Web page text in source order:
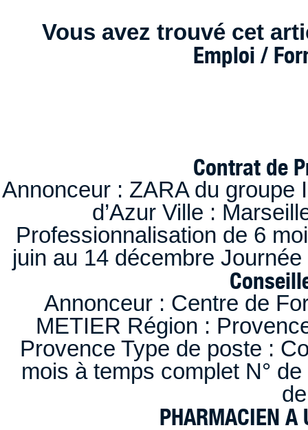
Vous avez trouvé cet
Emploi /
Contrat de
Annonceur : ZARA du
d’Azur Ville :
Professionnalisation de 6
juin au 14 décembre
Annonceur : Centre de
METIER Région :
Provence Type de poste :
mois à temps complet N°
PHARMACIEN A